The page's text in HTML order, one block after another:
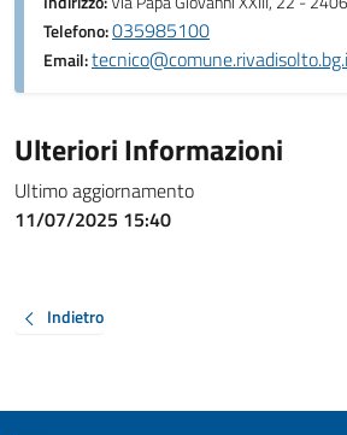
Telefono:035985100
Email:
Ulteriori Informazioni
Ultimo aggiornamento
11/07/2025 15:40
Indietro